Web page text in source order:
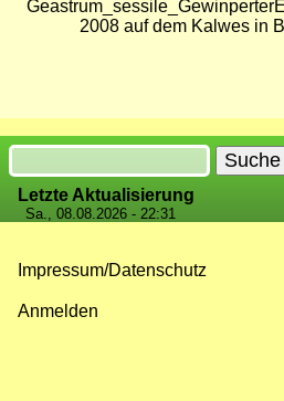
2008 auf dem Kalwes in
Suche
Letzte Aktualisierung
Sa., 08.08.2026 - 22:31
Impressum/Datenschutz
Anmelden